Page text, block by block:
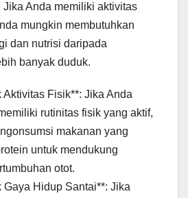
Jika Anda memiliki aktivitas
mungkin membutuhkan
dan nutrisi daripada
banyak duduk.
Aktivitas Fisik**: Jika Anda
rutinitas fisik yang aktif,
makanan yang
untuk mendukung
otot.
Gaya Hidup Santai**: Jika